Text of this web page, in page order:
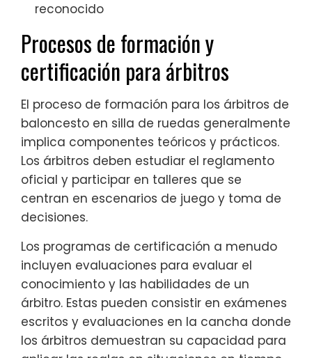
reconocido
Procesos de formación y
certificación para árbitros
El proceso de formación para los árbitros de
baloncesto en silla de ruedas generalmente
implica componentes teóricos y prácticos.
Los árbitros deben estudiar el reglamento
oficial y participar en talleres que se
centran en escenarios de juego y toma de
decisiones.
Los programas de certificación a menudo
incluyen evaluaciones para evaluar el
conocimiento y las habilidades de un
árbitro. Estas pueden consistir en exámenes
escritos y evaluaciones en la cancha donde
los árbitros demuestran su capacidad para